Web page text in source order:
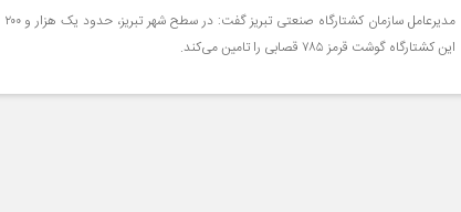
این کشتارگاه گوشت قرمز ۷۸۵ قصابی را تامین می‌کند.